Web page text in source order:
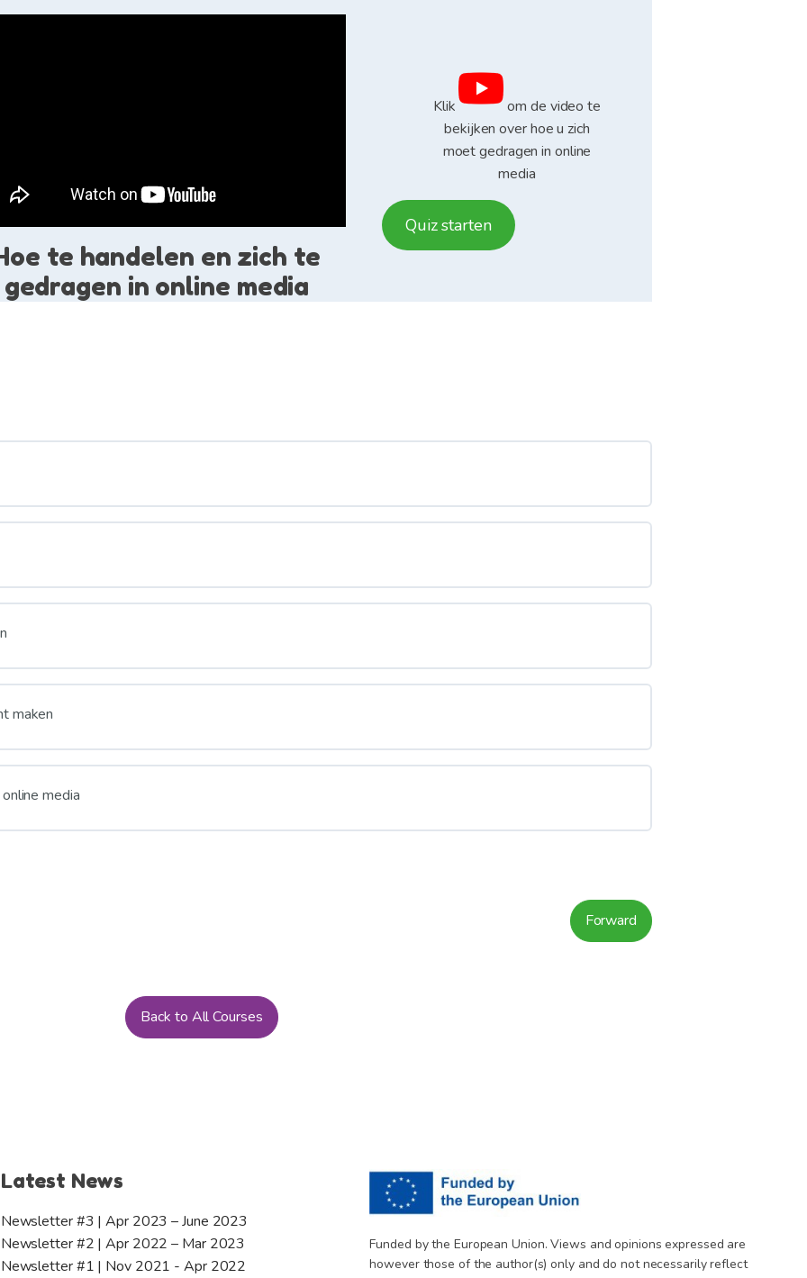
te handelen en zich te
gedragen in online media
Klik
om de video te
bekijken over hoe u zich
moet gedragen in online
media
Quiz starten
maken
media
Forward
Back to All Courses
Latest News
Newsletter #3 | Apr 2023 – June 2023
Newsletter #2 | Apr 2022 – Mar 2023
Newsletter #1 | Nov 2021 - Apr 2022
Funded by the European Union. Views and opinions expressed are
however those of the author(s) only and do not necessarily reflect